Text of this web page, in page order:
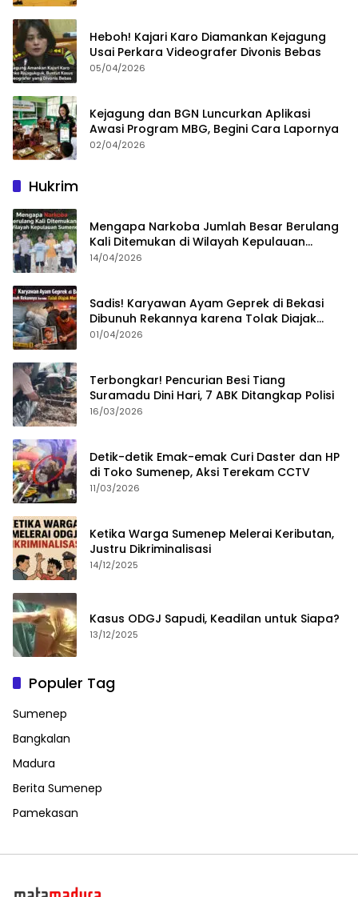
Heboh! Kajari Karo Diamankan Kejagung
Usai Perkara Videografer Divonis Bebas
05/04/2026
Kejagung dan BGN Luncurkan Aplikasi
Awasi Program MBG, Begini Cara Lapornya
02/04/2026
Hukrim
Mengapa Narkoba Jumlah Besar Berulang
Kali Ditemukan di Wilayah Kepulauan
Sumenep?
14/04/2026
Sadis! Karyawan Ayam Geprek di Bekasi
Dibunuh Rekannya karena Tolak Diajak
Merampok Majikan
01/04/2026
Terbongkar! Pencurian Besi Tiang
Suramadu Dini Hari, 7 ABK Ditangkap Polisi
16/03/2026
Detik-detik Emak-emak Curi Daster dan HP
di Toko Sumenep, Aksi Terekam CCTV
11/03/2026
Ketika Warga Sumenep Melerai Keributan,
Justru Dikriminalisasi
14/12/2025
Kasus ODGJ Sapudi, Keadilan untuk Siapa?
13/12/2025
Populer Tag
Sumenep
Bangkalan
Madura
Berita Sumenep
Pamekasan